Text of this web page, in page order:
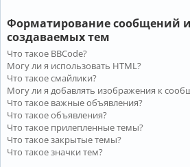
Форматирование сообщений
создаваемых тем
Что такое BBCode?
Могу ли я использовать HTML?
Что такое смайлики?
Могу ли я добавлять изображения к
Что такое важные объявления?
Что такое объявления?
Что такое прилепленные темы?
Что такое закрытые темы?
Что такое значки тем?